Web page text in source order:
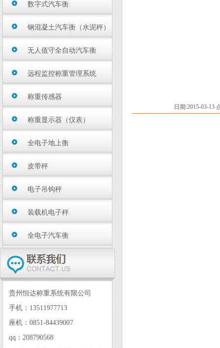
数字式汽车衡
钢混凝土汽车衡（水泥秤）
无人值守全自动汽车衡
远程监控称重管理系统
称重传感器
称重显示器（仪表）
全电子地上衡
皮带秤
电子吊钩秤
装载机电子秤
全电子汽车衡
贵州恒达称重系统有限公司
手机：13511977713
座机：0851-84439007
qq：208790568
日期:2015-03-13